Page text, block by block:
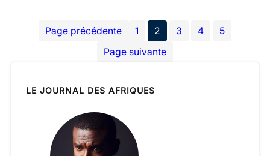
Page précédente 1 2 3 4
5
Page suivante
LE JOURNAL DES AFRIQUES